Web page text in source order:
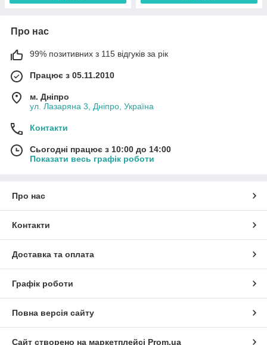
Про нас
99% позитивних з 115 відгуків за рік
Працює з 05.11.2010
м. Дніпро
ул. Лазаряна 3, Дніпро, Україна
Контакти
Сьогодні працює з 10:00 до 14:00
Показати весь графік роботи
Про нас
Контакти
Доставка та оплата
Графік роботи
Повна версія сайту
Сайт створено на маркетплейсі Prom.ua